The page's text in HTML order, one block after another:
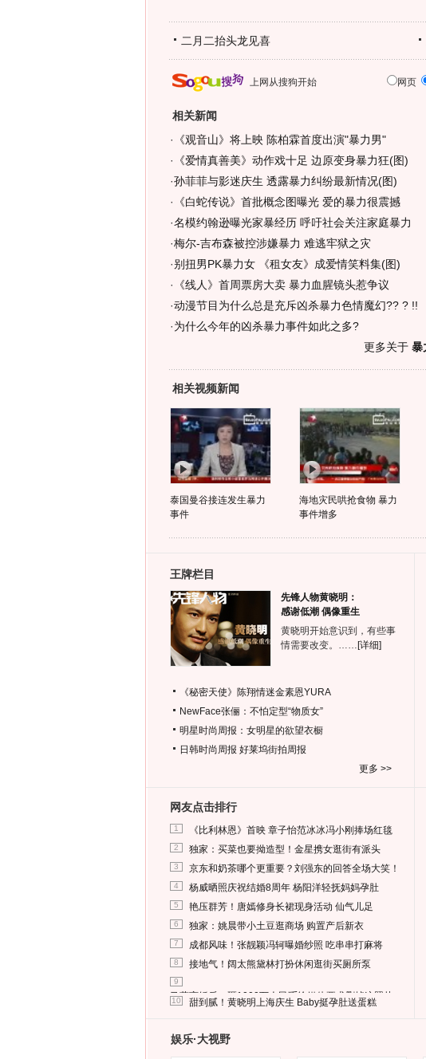
二月二抬头龙见喜
上网从搜狗开始 网页
相关新闻
· 《观音山》将上映 陈柏霖首度出演"暴力男"
· 《爱情真善美》动作戏十足 边原变身暴力狂(图)
·孙菲菲与影迷庆生 透露暴力纠纷最新情况(图)
· 《白蛇传说》首批概念图曝光 爱的暴力很震撼
·名模约翰逊曝光家暴经历 呼吁社会关注家庭暴力
·梅尔-吉布森被控涉嫌暴力 难逃牢狱之灾
·别扭男PK暴力女 《租女友》成爱情笑料集(图)
· 《线人》首周票房大卖 暴力血腥镜头惹争议
·动漫节目为什么总是充斥凶杀暴力色情魔幻?? ? !!
·为什么今年的凶杀暴力事件如此之多?
更多关于 暴
相关视频新闻
泰国曼谷接连发生暴力
事件
海地灾民哄抢食物 暴力
事件增多
王牌栏目
先锋人物黄晓明：
感谢低潮 偶像重生
黄晓明开始意识到，有些事
情需要改变。…… [详细]
《秘密天使》陈翔情迷金素恩YURA
NewFace张俪：不怕定型“物质女”
明星时尚周报：女明星的欲望衣橱
日韩时尚周报 好莱坞街拍周报
更多 >>
网友点击排行
1 《比利林恩》首映 章子怡范冰冰冯小刚捧场红毯
2 独家：买菜也要拗造型！金星携女逛街有派头
3 京东和奶茶哪个更重要？刘强东的回答全场大笑！
4 杨威晒照庆祝结婚8周年 杨阳洋轻抚妈妈孕肚
5 艳压群芳！唐嫣修身长裙现身活动 仙气儿足
6 独家：姚晨带小土豆逛商场 购置产后新衣
7 成都风味！张靓颖冯轲曝婚纱照 吃串串打麻将
8 接地气！阔太熊黛林打扮休闲逛街买厕所泵
9
马蓉离婚后，砸1000万人民币给媒体要求删掉这照片
10 甜到腻！黄晓明上海庆生 Baby挺孕肚送蛋糕
娱乐·大视野